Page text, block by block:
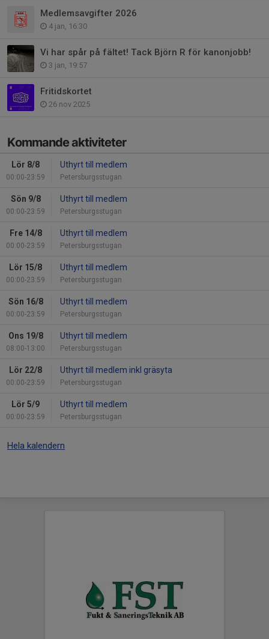
Medlemsavgifter 2026
4 jan, 16:30
Vi har spår på fältet! Tack Björn R för kanonjobb!
3 jan, 19:57
Fritidskortet
26 nov 2025
Kommande aktiviteter
Lör 8/8
00:00-23:59
Uthyrt till medlem
Petersburgsstugan
Sön 9/8
00:00-23:59
Uthyrt till medlem
Petersburgsstugan
Fre 14/8
00:00-23:59
Uthyrt till medlem
Petersburgsstugan
Lör 15/8
00:00-23:59
Uthyrt till medlem
Petersburgsstugan
Sön 16/8
00:00-23:59
Uthyrt till medlem
Petersburgsstugan
Ons 19/8
08:00-13:00
Uthyrt till medlem
Petersburgsstugan
Lör 22/8
00:00-23:59
Uthyrt till medlem inkl gräsyta
Petersburgsstugan
Lör 5/9
00:00-23:59
Uthyrt till medlem
Petersburgsstugan
Hela kalendern